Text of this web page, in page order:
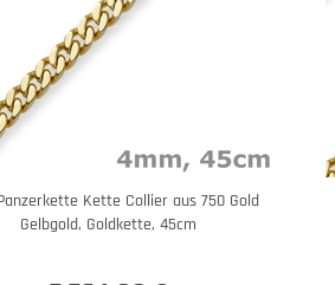
Kette Collier aus 750 Gold
Gelbgold, Goldkette, 45cm